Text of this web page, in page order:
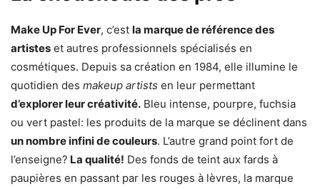
Make Up For Ever, c’est la marque de référence des
artistes et autres professionnels spécialisés en
cosmétiques. Depuis sa création en 1984, elle illumine le
quotidien des makeup artists en leur permettant
d’explorer leur créativité. Bleu intense, pourpre, fuchsia
ou vert pastel: les produits de la marque se déclinent dans
un nombre infini de couleurs. L’autre grand point fort de
l’enseigne? La qualité! Des fonds de teint aux fards à
paupières en passant par les rouges à lèvres, la marque